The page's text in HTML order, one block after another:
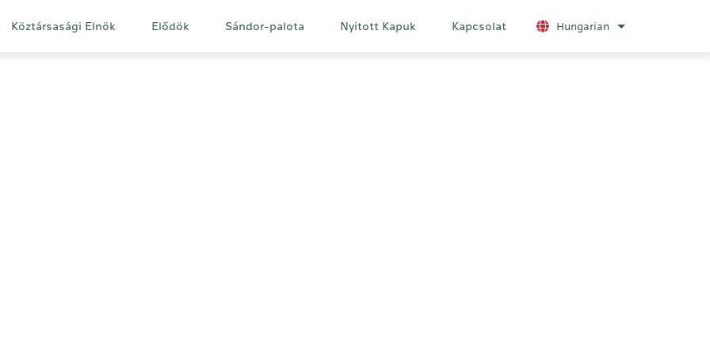
navigáció
Köztársasági Elnök Elődök Sándor-palota Nyitott Kapuk Kapcsolat Hungarian További nyelvek